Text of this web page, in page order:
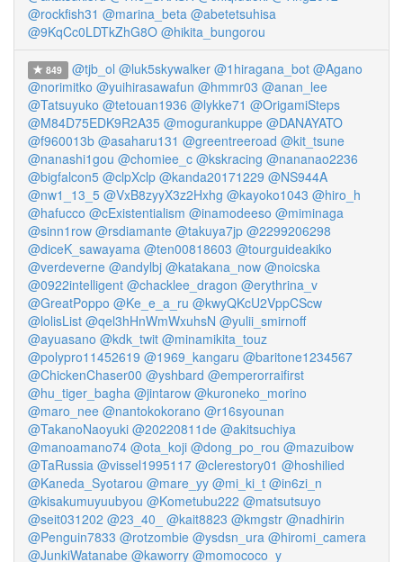
@rockfish31 @marina_beta @abetetsuhisa
@9KqCc0LDTkZhG8O @hikita_bungorou
849 @tjb_ol @luk5skywalker @1hiragana_bot @Agano
@norimitko @yuihirasawafun @hmmr03 @anan_lee
@Tatsuyuko @tetouan1936 @lykke71 @OrigamiSteps
@M84D75EDK9R2A35 @mogurankuppe @DANAYATO
@f960013b @asaharu131 @greentreeroad @kit_tsune
@nanashi1gou @chomiee_c @kskracing @nananao2236
@bigfalcon5 @clpXclp @kanda20171229 @NS944A
@nw1_13_5 @VxB8zyyX3z2Hxhg @kayoko1043 @hiro_h
@hafucco @cExistentialism @inamodeeso @miminaga
@sinn1row @rsdiamante @takuya7jp @2299206298
@diceK_sawayama @ten00818603 @tourguideakiko
@verdeverne @andylbj @katakana_now @noicska
@0922intelligent @chacklee_dragon @erythrina_v
@GreatPoppo @Ke_e_a_ru @kwyQKcU2VppCScw
@lolisList @qel3hHnWmWxuhsN @yulii_smirnoff
@ayuasano @kdk_twit @minamikita_touz
@polypro11452619 @1969_kangaru @baritone1234567
@ChickenChaser00 @yshbard @emperorraifirst
@hu_tiger_bagha @jintarow @kuroneko_morino
@maro_nee @nantokokorano @r16syounan
@TakanoNaoyuki @20220811de @akitsuchiya
@manoamano74 @ota_koji @dong_po_rou @mazuibow
@TaRussia @vissel1995117 @clerestory01 @hoshilied
@Kaneda_Syotarou @mare_yy @mi_ki_t @in6zi_n
@kisakumuyuubyou @Kometubu222 @matsutsuyo
@seit031202 @23_40_ @kait8823 @kmgstr @nadhirin
@Penguin7833 @rotzombie @ysdsn_ura @hiromi_camera
@JunkiWatanabe @kaworry @momococo_y